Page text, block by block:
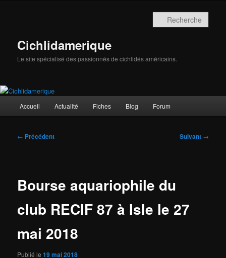
Cichlidamerique
Le site spécialisé des passionnés de cichlidés américains.
principal
Accueil Actualité Fiches Blog Forum
Navigation
← Précédent Suivant →
Bourse aquariophile du
club RECIF 87 à Isle le 27
mai 2018
Publié le19 mai 2018